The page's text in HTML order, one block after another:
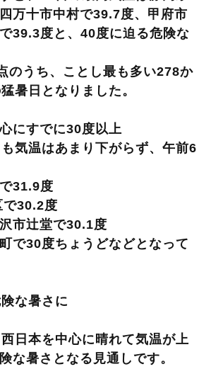
万十市中村で39.7度、甲府市
39.3度と、40度に迫る危険な
のうち、ことし最も多い278か
暑日となりました。
にすでに30度以上
気温はあまり下がらず、午前6
31.9度
30.2度
市辻堂で30.1度
で30度ちょうどなどとなって
な暑さに
日本を中心に晴れて気温が上
な暑さとなる見通しです。